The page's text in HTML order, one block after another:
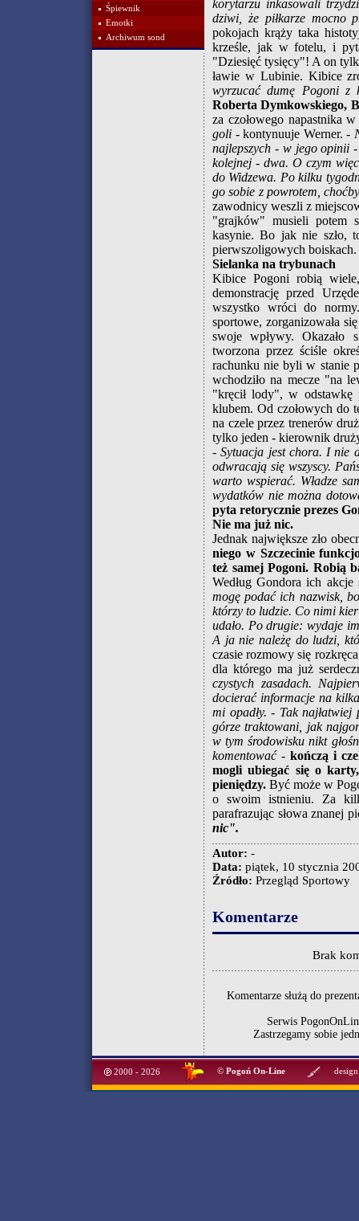
Śpiewnik
Emotki
Archiwum sond
korytarzu inkasowali
dziwi, że piłkarze mocno
pokojach krąży taka
krześle, jak w fotelu, i
"Dziesięć tysięcy"! A on
ławie w Lubinie. Kibice
wyrzucać dumę Pogoni z
Roberta Dymkowskiego,
za czołowego napastnika
goli - kontynuuje Werner. -
najlepszych - w jego opinii
kolejnej - dwa. O czym
do Widzewa. Po kilku
go sobie z powrotem,
zawodnicy weszli z
"grajków" musieli potem
kasynie. Bo jak nie szło,
pierwszoligowych
Sielanka na trybunach
Kibice Pogoni robią
demonstrację przed
wszystko wróci do
sportowe, zorganizowała
swoje wpływy. Okazało
tworzona przez ściśle
rachunku nie byli w stanie
wchodziło na mecze "na
"kręcił lody", w
klubem. Od czołowych do
na czele przez trenerów
tylko jeden - kierownik
- Sytuacja jest chora. I nie
odwracają się wszyscy.
warto wspierać. Władze
wydatków nie można
pyta retorycznie prezes
Nie ma już nic.
Jednak największe zło
niego w Szczecinie
też samej Pogoni. Robią
Według Gondora ich
mogę podać ich nazwisk,
którzy to ludzie. Co nimi
udało. Po drugie: wydaje
A ja nie należę do ludzi,
czasie rozmowy się
dla którego ma już
czystych zasadach.
docierać informacje na
mi opadły. - Tak
górze traktowani, jak
w tym środowisku nikt
komentować- kończą i
mogli ubiegać się o
pieniędzy. Być może w
o swoim istnieniu. Za
parafrazując słowa znanej
nic".
Autor: -
Data: piątek, 10 stycznia
Źródło: Przegląd Sportowy
Komentarze
Brak
Komentarze służą do
Serwis
Zastrzegamy sobie
2000 - 2026 © Pogoń On-Line